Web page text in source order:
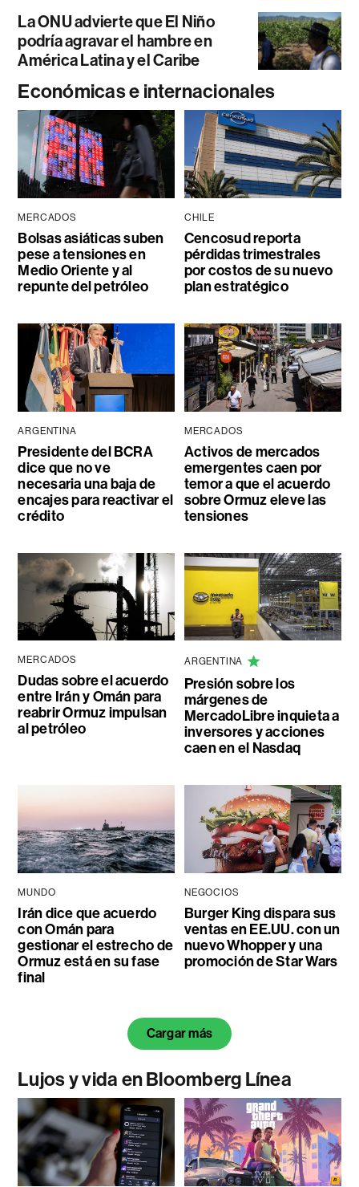
La ONU advierte que El Niño
podría agravar el hambre en
América Latina y el Caribe
Económicas e internacionales
MERCADOS
Bolsas asiáticas suben
pese a tensiones en
Medio Oriente y al
repunte del petróleo
CHILE
Cencosud reporta
pérdidas trimestrales
por costos de su nuevo
plan estratégico
ARGENTINA
Presidente del BCRA
dice que no ve
necesaria una baja de
encajes para reactivar el
crédito
MERCADOS
Activos de mercados
emergentes caen por
temor a que el acuerdo
sobre Ormuz eleve las
tensiones
MERCADOS
Dudas sobre el acuerdo
entre Irán y Omán para
reabrir Ormuz impulsan
al petróleo
ARGENTINA
Presión sobre los
márgenes de
MercadoLibre inquieta a
inversores y acciones
caen en el Nasdaq
MUNDO
Irán dice que acuerdo
con Omán para
gestionar el estrecho de
Ormuz está en su fase
final
NEGOCIOS
Burger King dispara sus
ventas en EE.UU. con un
nuevo Whopper y una
promoción de Star Wars
Cargar más
Lujos y vida en Bloomberg Línea